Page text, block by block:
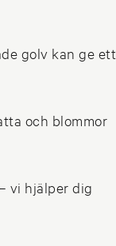
golv kan ge ett
och blommor
vi hjälper dig